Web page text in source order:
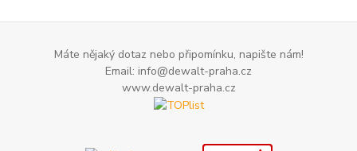
Máte nějaký dotaz nebo připomínku, napište nám!
Email: info@dewalt-praha.cz
www.dewalt-praha.cz